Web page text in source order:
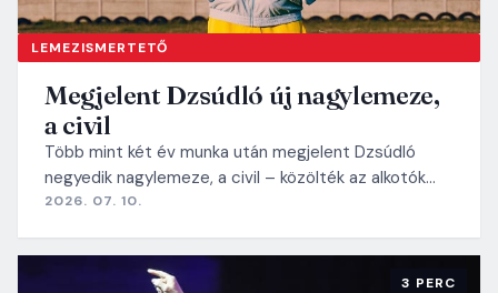
LEMEZISMERTETŐ
Megjelent Dzsúdló új nagylemeze,
a civil
Több mint két év munka után megjelent Dzsúdló
negyedik nagylemeze, a civil – közölték az alkotók…
2026. 07. 10.
3 PERC